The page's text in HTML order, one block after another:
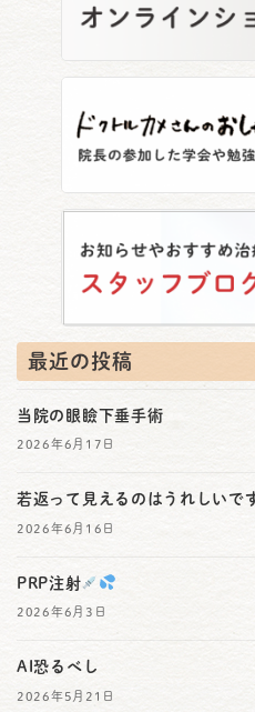
最近の投稿
当院の眼瞼下垂手術
2026年6月17日
若返って見えるのはうれしいで
2026年6月16日
PRP注射
2026年6月3日
AI恐るべし
2026年5月21日